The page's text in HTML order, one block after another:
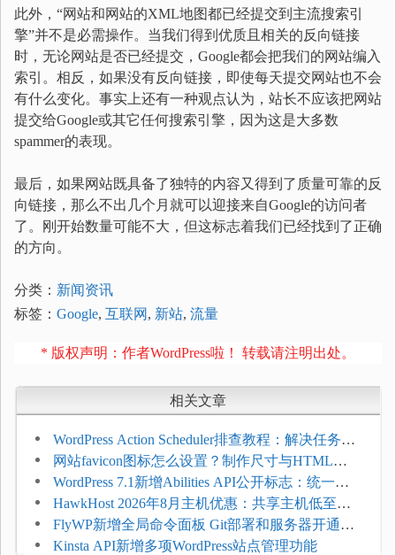
此外，“网站和网站的XML地图都已经提交到主流搜索引
擎”并不是必需操作。当我们得到优质且相关的反向链接
时，无论网站是否已经提交，Google都会把我们的网站编入
索引。相反，如果没有反向链接，即使每天提交网站也不会
有什么变化。事实上还有一种观点认为，站长不应该把网站
提交给Google或其它任何搜索引擎，因为这是大多数
spammer的表现。
最后，如果网站既具备了独特的内容又得到了质量可靠的反
向链接，那么不出几个月就可以迎接来自Google的访问者
了。刚开始数量可能不大，但这标志着我们已经找到了正确
的方向。
分类： 新闻资讯
标签： Google, 互联网 , 新站, 流量
* 版权声明：作者WordPress啦！ 转载请注明出处。
相关文章
WordPress Action Scheduler排查教程：解决任务积
压和订单延迟
网站favicon图标怎么设置？制作尺寸与HTML添
加方法
WordPress 7.1新增Abilities API公开标志：统一支
持REST API、MCP与AI代理
HawkHost 2026年8月主机优惠：共享主机低至
$2.61/月，高性能主机同步折扣
FlyWP新增全局命令面板 Git部署和服务器开通更
方便
Kinsta API新增多项WordPress站点管理功能